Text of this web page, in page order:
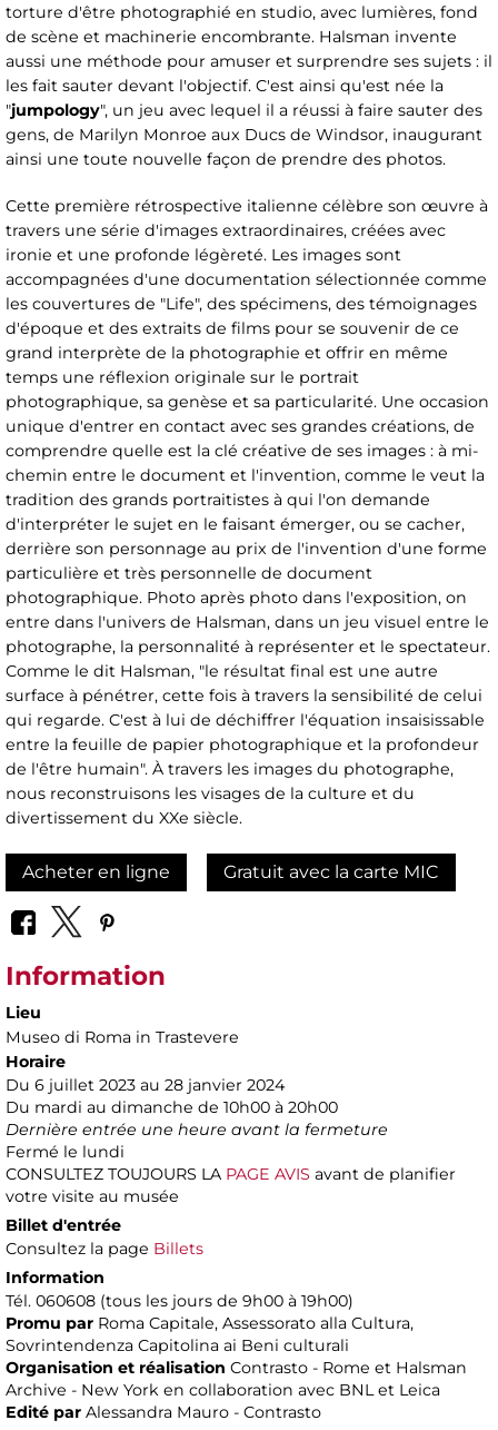
torture d'être photographié en studio, avec lumières, fond
de scène et machinerie encombrante. Halsman invente
aussi une méthode pour amuser et surprendre ses sujets : il
les fait sauter devant l'objectif. C'est ainsi qu'est née la
"jumpology", un jeu avec lequel il a réussi à faire sauter des
gens, de Marilyn Monroe aux Ducs de Windsor, inaugurant
ainsi une toute nouvelle façon de prendre des photos.
Cette première rétrospective italienne célèbre son œuvre à
travers une série d'images extraordinaires, créées avec
ironie et une profonde légèreté. Les images sont
accompagnées d'une documentation sélectionnée comme
les couvertures de "Life", des spécimens, des témoignages
d'époque et des extraits de films pour se souvenir de ce
grand interprète de la photographie et offrir en même
temps une réflexion originale sur le portrait
photographique, sa genèse et sa particularité. Une occasion
unique d'entrer en contact avec ses grandes créations, de
comprendre quelle est la clé créative de ses images : à mi-
chemin entre le document et l'invention, comme le veut la
tradition des grands portraitistes à qui l'on demande
d'interpréter le sujet en le faisant émerger, ou se cacher,
derrière son personnage au prix de l'invention d'une forme
particulière et très personnelle de document
photographique. Photo après photo dans l'exposition, on
entre dans l'univers de Halsman, dans un jeu visuel entre le
photographe, la personnalité à représenter et le spectateur.
Comme le dit Halsman, "le résultat final est une autre
surface à pénétrer, cette fois à travers la sensibilité de celui
qui regarde. C'est à lui de déchiffrer l'équation insaisissable
entre la feuille de papier photographique et la profondeur
de l'être humain". À travers les images du photographe,
nous reconstruisons les visages de la culture et du
divertissement du XXe siècle.
Acheter en ligne Gratuit avec la carte MIC
Information
Lieu
Museo di Roma in Trastevere
Horaire
Du 6 juillet 2023 au 28 janvier 2024
Du mardi au dimanche de 10h00 à 20h00
Dernière entrée une heure avant la fermeture
Fermé le lundi
CONSULTEZ TOUJOURS LA PAGE AVIS avant de planifier
votre visite au musée
Billet d'entrée
Consultez la page Billets
Information
Tél. 060608 (tous les jours de 9h00 à 19h00)
Promu par Roma Capitale, Assessorato alla Cultura,
Sovrintendenza Capitolina ai Beni culturali
Organisation et réalisation Contrasto - Rome et Halsman
Archive - New York en collaboration avec BNL et Leica
Edité par Alessandra Mauro - Contrasto